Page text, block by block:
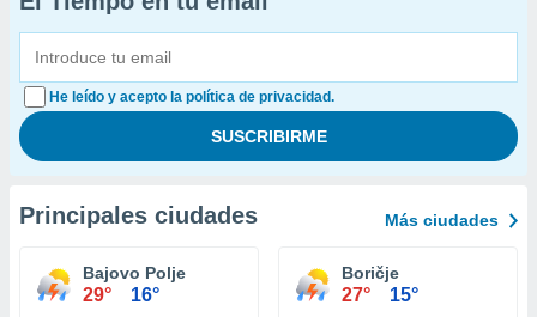
He leído y acepto la política de privacidad.
Principales ciudades Más ciudades
Bajovo Polje
29° 16°
Boričje
27° 15°